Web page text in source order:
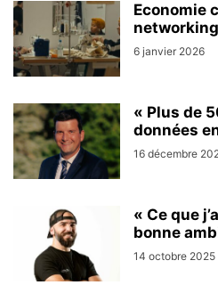
Economie
6 janvier 2026
« Plus de
données
16 décembre
« Ce que
bonne
14 octobre 2025